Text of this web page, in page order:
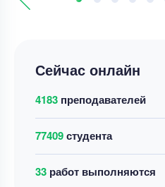
Сейчас онлайн
4183 преподавателей
77409студента
36 работ выполняются